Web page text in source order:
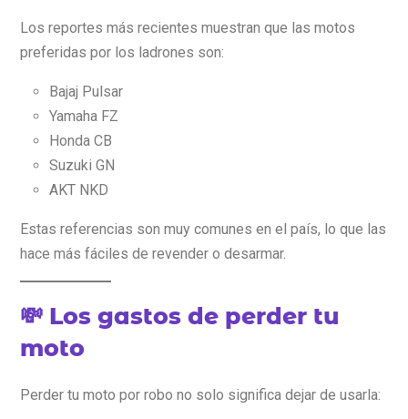
Los reportes más recientes muestran que las motos
preferidas por los ladrones son:
Bajaj Pulsar
Yamaha FZ
Honda CB
Suzuki GN
AKT NKD
Estas referencias son muy comunes en el país, lo que las
hace más fáciles de revender o desarmar.
💸 Los gastos de perder tu
moto
Perder tu moto por robo no solo significa dejar de usarla: